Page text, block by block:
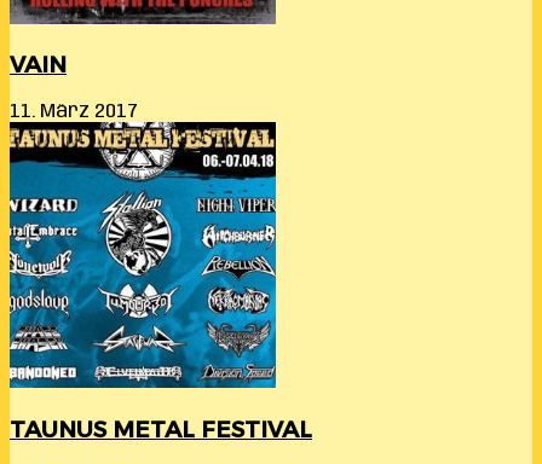
VAIN
11. März 2017
TAUNUS METAL FESTIVAL